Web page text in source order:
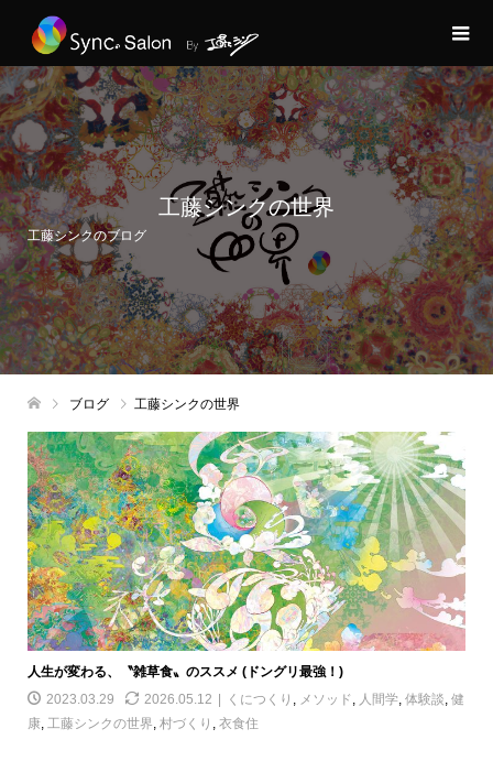
工藤シンクの世界
工藤シンクのブログ
ブログ 工藤シンクの世界
人生が変わる、〝雑草食〟のススメ (ドングリ最強！)
2023.03.29
2026.05.12 くにつくり , メソッド , 人間学, 体験談, 健
康, 工藤シンクの世界, 村づくり , 衣食住